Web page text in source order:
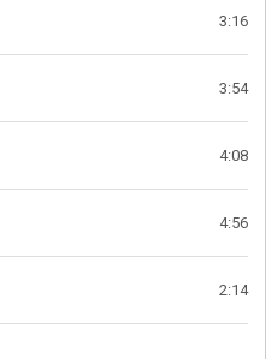
3:16
3:54
4:08
4:56
2:14